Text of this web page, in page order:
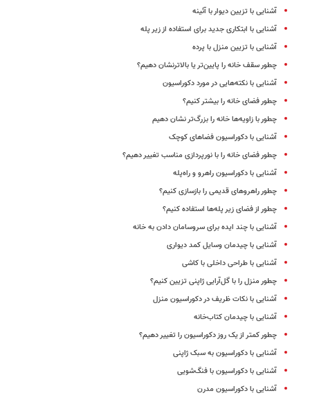
آشنایی با تزیین دیوار با آئینه
آشنایی با ابتکاری جدید برای استفاده از زیر پله
آشنایی با تزیین منزل با پرده
چطور سقف خانه را پایین‌تر یا بالاترنشان دهیم؟
آشنایی با نکته‌هایی در مورد دکوراسیون
چطور فضای خانه را بیشتر کنیم؟
چطور با زاویه‌ها خانه را بزرگ‌تر نشان دهیم
آشنایی با دکوراسیون فضاهای کوچک
چطور فضای خانه را با نورپردازی مناسب تغییر دهیم؟
آشنایی با دکوراسیون راهرو و راه‌پله
چطور راهروهای قدیمی را بازسازی کنیم؟
چطور از فضای زیر پله‌ها استفاده کنیم؟
آشنایی با چند ایده برای سروسامان دادن به خانه
آشنایی با چیدمان وسایل کمد دیواری
آشنایی با طراحی داخلی با کاشی
چطور منزل را با گل‌آرایی ژاپنی تزیین کنیم؟
آشنایی با نکات ظریف در دکوراسیون منزل
آشنایی با چیدمان کتاب‌‌خانه
چطور کمتر از یک روز دکوراسیون را تغییر دهیم؟
آشنایی با دکوراسیون به سبک ژاپنی
آشنایی با دکوراسیون با فنگ‌شویی
آشنایی با دکوراسیون مدرن